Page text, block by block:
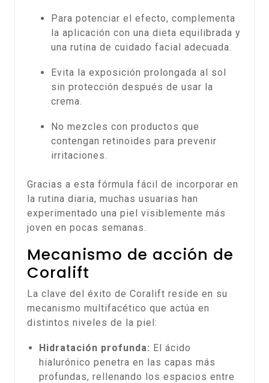
Para potenciar el efecto, complementa
la aplicación con una dieta equilibrada y
una rutina de cuidado facial adecuada.
Evita la exposición prolongada al sol
sin protección después de usar la
crema.
No mezcles con productos que
contengan retinoides para prevenir
irritaciones.
Gracias a esta fórmula fácil de incorporar en
la rutina diaria, muchas usuarias han
experimentado una piel visiblemente más
joven en pocas semanas.
Mecanismo de acción de
Coralift
La clave del éxito de Coralift reside en su
mecanismo multifacético que actúa en
distintos niveles de la piel:
Hidratación profunda: El ácido
hialurónico penetra en las capas más
profundas, rellenando los espacios entre